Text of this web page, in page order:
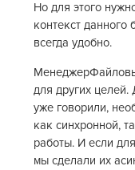
Но для этого
контекст данного
всегда удобно.
для других
уже говорили,
как синхронной,
работы. И если
мы сделали их